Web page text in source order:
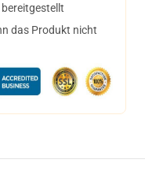
das Produkt nicht